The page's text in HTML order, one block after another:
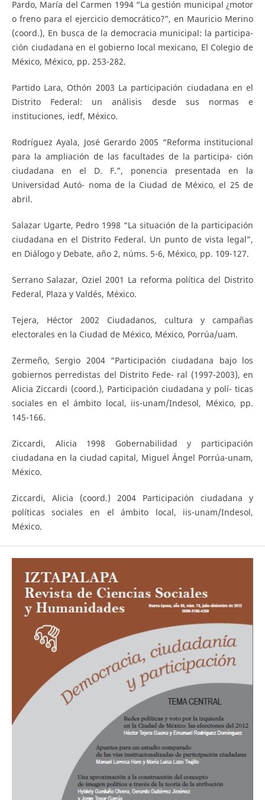
Pardo, María del Carmen 1994 “La gestión municipal ¿motor
o freno para el ejercicio democrático?”, en Mauricio Merino
(coord.), En busca de la democracia municipal: la participa-
ción ciudadana en el gobierno local mexicano, El Colegio de
México, México, pp. 253-282.
Partido Lara, Othón 2003 La participación ciudadana en el
Distrito Federal: un análisis desde sus normas e
instituciones, iedf, México.
Rodríguez Ayala, José Gerardo 2005 “Reforma institucional
para la ampliación de las facultades de la participa- ción
ciudadana en el D. F.”, ponencia presentada en la
Universidad Autó- noma de la Ciudad de México, el 25 de
abril.
Salazar Ugarte, Pedro 1998 “La situación de la participación
ciudadana en el Distrito Federal. Un punto de vista legal”,
en Diálogo y Debate, año 2, núms. 5-6, México, pp. 109-127.
Serrano Salazar, Oziel 2001 La reforma política del Distrito
Federal, Plaza y Valdés, México.
Tejera, Héctor 2002 Ciudadanos, cultura y campañas
electorales en la Ciudad de México, México, Porrúa/uam.
Zermeño, Sergio 2004 “Participación ciudadana bajo los
gobiernos perredistas del Distrito Fede- ral (1997-2003), en
Alicia Ziccardi (coord.), Participación ciudadana y polí- ticas
sociales en el ámbito local, iis-unam/Indesol, México, pp.
145-166.
Ziccardi, Alicia 1998 Gobernabilidad y participación
ciudadana en la ciudad capital, Miguel Ángel Porrúa-unam,
México.
Ziccardi, Alicia (coord.) 2004 Participación ciudadana y
políticas sociales en el ámbito local, iis-unam/Indesol,
México.